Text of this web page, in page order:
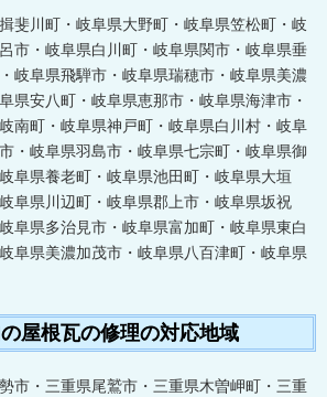
斐川町・岐阜県大野町・岐阜県笠松町・岐
市・岐阜県白川町・岐阜県関市・岐阜県垂
岐阜県飛騨市・岐阜県瑞穂市・岐阜県美濃
県安八町・岐阜県恵那市・岐阜県海津市・
南町・岐阜県神戸町・岐阜県白川村・岐阜
・岐阜県羽島市・岐阜県七宗町・岐阜県御
阜県養老町・岐阜県池田町・岐阜県大垣
阜県川辺町・岐阜県郡上市・岐阜県坂祝
阜県多治見市・岐阜県富加町・岐阜県東白
阜県美濃加茂市・岐阜県八百津町・岐阜県
屋根瓦の修理の対応地域
市・三重県尾鷲市・三重県木曽岬町・三重